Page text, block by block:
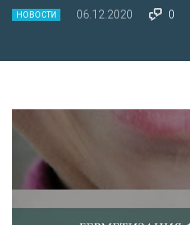
НОВОСТИ 06.12.2020 0